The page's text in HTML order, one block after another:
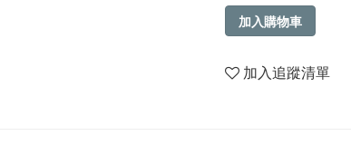
加入購物車
加入追蹤清單